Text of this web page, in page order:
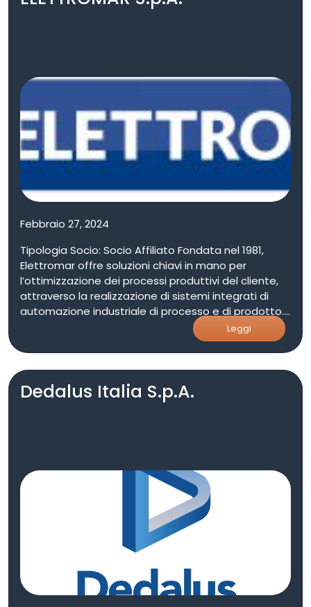
tecnologia wireless 6LoWPAN e LoRaWAN), gateway
Febbraio 27, 2024
Tipologia Socio: Socio Affiliato Fondata nel 1981,
Elettromar offre soluzioni chiavi in mano per
l’ottimizzazione dei processi produttivi del cliente,
attraverso la realizzazione di sistemi integrati di
automazione industriale di processo e di prodotto.
L’esperienza pluriennale maturata in materia di
impianti e la profonda conoscenza delle principali
tecniche di automazione rendono Elettromar un
system integrator di sicura affidabilità.
Leggi
Dedalus Italia S.p.A.